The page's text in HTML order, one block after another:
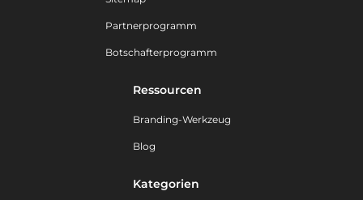
Partnerprogramm
Botschafterprogramm
Ressourcen
Branding-Werkzeug
Blog
Kategorien